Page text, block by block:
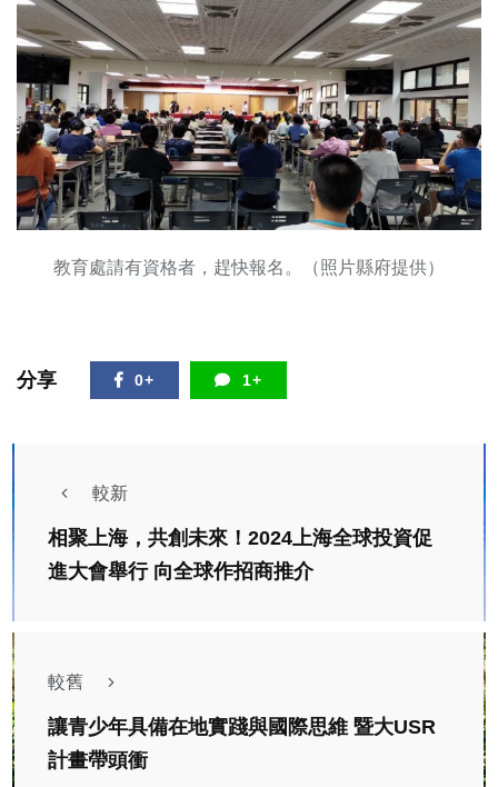
教育處請有資格者，趕快報名。（照片縣府提供）
分享 0+ 1+
較新
相聚上海，共創未來！2024上海全球投資促
進大會舉行 向全球作招商推介
較舊
讓青少年具備在地實踐與國際思維 暨大USR
計畫帶頭衝